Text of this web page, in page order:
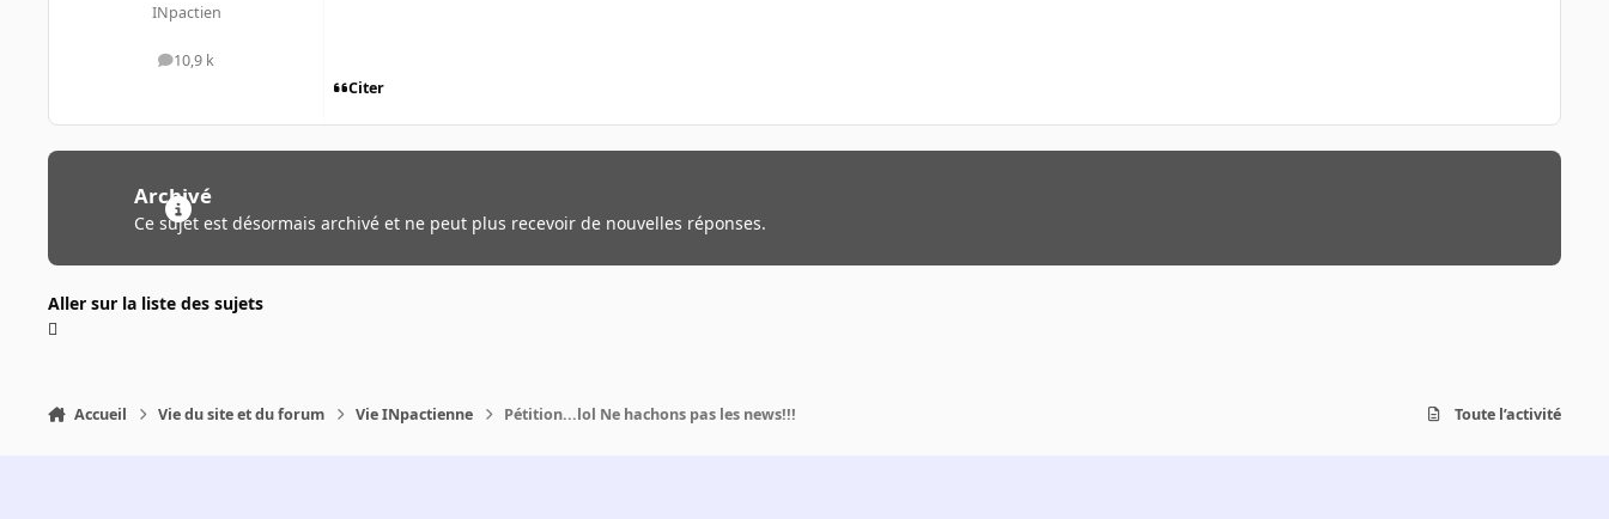
INpactien
10,9 k
messages
Citer
Archivé
Ce sujet est désormais archivé et ne peut plus recevoir de nouvelles réponses.
Aller sur la liste des sujets
Accueil Vie du site et du forum Vie INpactienne Pétition...lol Ne hachons pas les news!!! Toute l’activité